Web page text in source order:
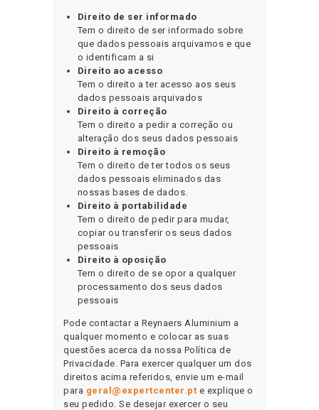
Direito de ser informado
Tem o direito de ser informado sobre
que dados pessoais arquivamos e que
o identificam a si
Direito ao acesso
Tem o direito a ter acesso aos seus
dados pessoais arquivados
Direito à correção
Tem o direito a pedir a correção ou
alteração dos seus dados pessoais
Direito à remoção
Tem o direito de ter todos os seus
dados pessoais eliminados das
nossas bases de dados.
Direito à portabilidade
Tem o direito de pedir para mudar,
copiar ou transferir os seus dados
pessoais
Direito à oposição
Tem o direito de se opor a qualquer
processamento dos seus dados
pessoais
Pode contactar a Reynaers Aluminium a
qualquer momento e colocar as suas
questões acerca da nossa Política de
Privacidade. Para exercer qualquer um dos
direitos acima referidos, envie um e-mail
para geral@expertcenter.pt e explique o
seu pedido. Se desejar exercer o seu